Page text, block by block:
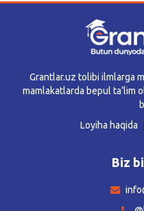
Grantlar.uz tolibi ilmlarga
mamlakatlarda bepul ta’lim
Loyiha haqida
Biz